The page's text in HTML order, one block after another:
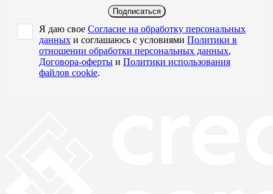
Подписаться
Я даю свое Согласие на обработку персональных
данных и соглашаюсь с условиями Политики в
отношении обработки персональных данных,
Договора-оферты и Политики использования
файлов cookie.